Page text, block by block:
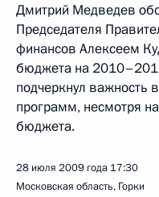
Дмитрий Медведев
Председателя
финансов Алексеем
бюджета на
подчеркнул важность
программ, несмотря
бюджета.
28 июля 2009 года 17:30
Московская область, Горки